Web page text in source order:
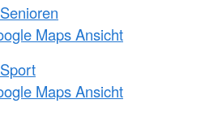
Maps Ansicht
Maps Ansicht